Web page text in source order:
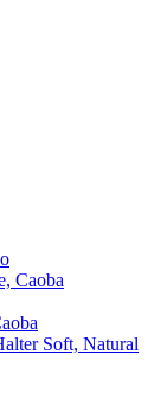
Caoba
Soft, Natural